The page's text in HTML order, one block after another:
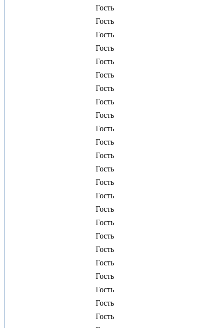
Гость
Гость
Гость
Гость
Гость
Гость
Гость
Гость
Гость
Гость
Гость
Гость
Гость
Гость
Гость
Гость
Гость
Гость
Гость
Гость
Гость
Гость
Гость
Гость